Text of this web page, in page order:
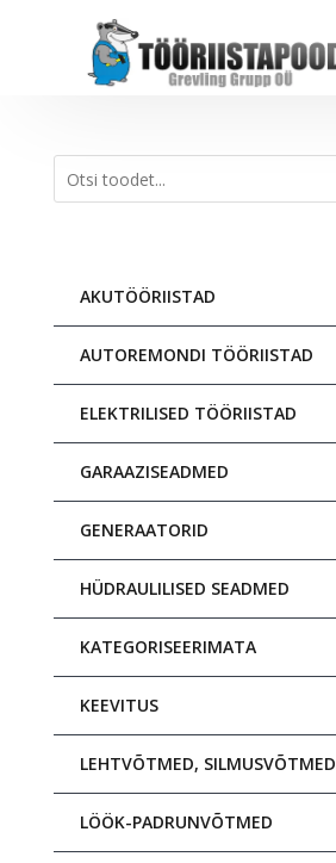
AKUTÖÖRIISTAD
AUTOREMONDI TÖÖRIISTAD
ELEKTRILISED TÖÖRIISTAD
GARAAZISEADMED
GENERAATORID
HÜDRAULILISED SEADMED
KATEGORISEERIMATA
KEEVITUS
LEHTVÕTMED, SILMUSVÕTMED
LÖÖK-PADRUNVÕTMED